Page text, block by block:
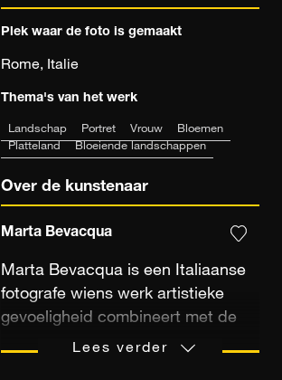
Plek waar de foto is gemaakt
Rome, Italie
Thema's van het werk
Landschap Portret Vrouw
Bloemen
Platteland
Bloeiende landschappen
Over de kunstenaar
Marta Bevacqua
Marta Bevacqua is een Italiaanse
fotografe wiens werk artistieke
gevoeligheid combineert met de
eisen van de hedendaagse mode.
Lees verder